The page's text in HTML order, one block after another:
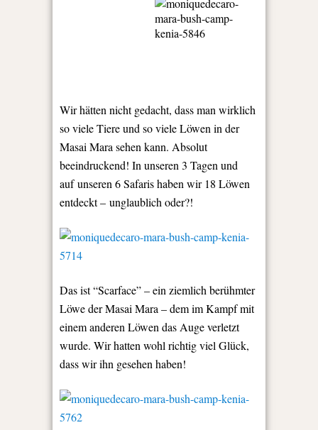
Wir hätten nicht gedacht, dass man wirklich
so viele Tiere und so viele Löwen in der
Masai Mara sehen kann. Absolut
beeindruckend! In unseren 3 Tagen und
auf unseren 6 Safaris haben wir 18 Löwen
entdeckt – unglaublich oder?!
Das ist “Scarface” – ein ziemlich berühmter
Löwe der Masai Mara – dem im Kampf mit
einem anderen Löwen das Auge verletzt
wurde. Wir hatten wohl richtig viel Glück,
dass wir ihn gesehen haben!